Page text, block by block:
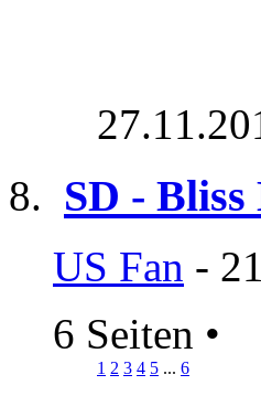
SD - Bliss
US Fan -
6 Seiten •
1 2 3 4 5 ... 6